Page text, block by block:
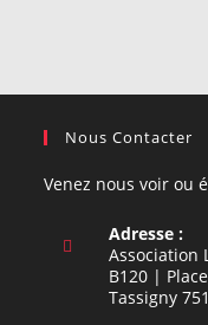
Nous Contacter
Venez nous voir ou
Adresse :
Association
B120 |
Tassigny